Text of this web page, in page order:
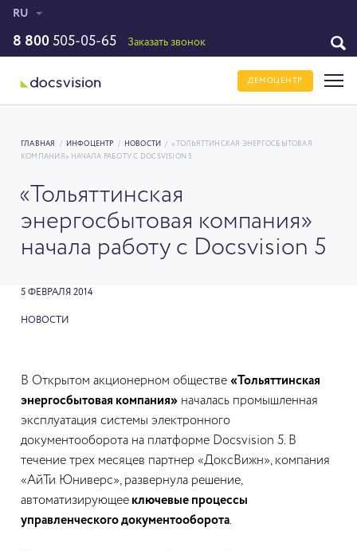
RU
8 800 505-05-65 Заказать звонок
ДЕМОЦЕНТР
ГЛАВНАЯ / ИНФОЦЕНТР / НОВОСТИ /
«ТОЛЬЯТТИНСКАЯ ЭНЕРГОСБЫТОВАЯ
КОМПАНИЯ» НАЧАЛА РАБОТУ С DOCSVISION 5
«Тольяттинская
энергосбытовая компания»
начала работу с Docsvision 5
5 ФЕВРАЛЯ 2014
НОВОСТИ
В Открытом акционерном обществе «Тольяттинская
энергосбытовая компания» началась промышленная
эксплуатация системы электронного
документооборота на платформе Docsvision 5. В
течение трех месяцев партнер «ДоксВижн», компания
«АйТи Юниверс», развернула решение,
автоматизирующее ключевые процессы
управленческого документооборота.